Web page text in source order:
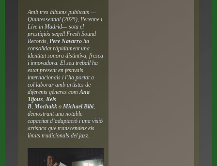
Amb tres àlbums publicats —
Quintessential (2025), Perenne i
Live in Madrid— sota el
prestigiós segell Fresh Sound
Records, Pere Navarroha
consolidat ràpidament una
identitat sonora distintiva, fresca
i innovadora. El seu treball ha
estat present en festivals
internacionals i l’ha portat a
col·laborar amb artistes de
diferents gèneres comAna
Tijoux, Rels
B, Mochakko Michael Bibi,
demostrant una notable
capacitat d’adaptació i una visió
artística que transcendeix els
límits tradicionals del jazz.